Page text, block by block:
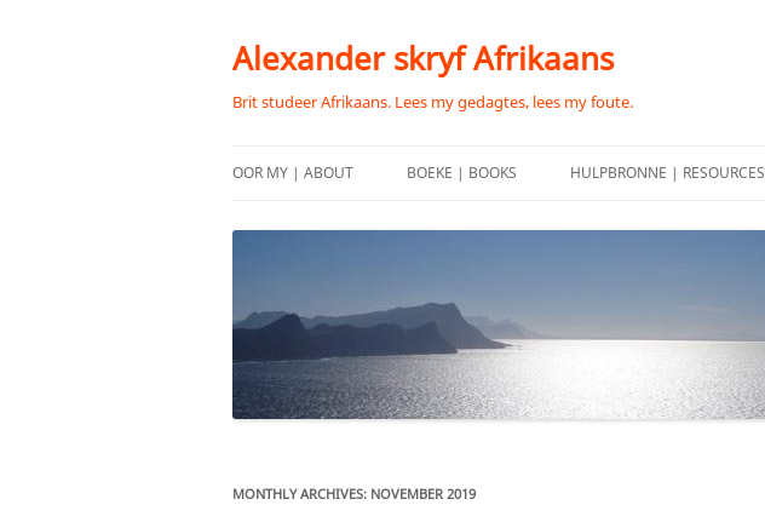
content
Alexander skryf Afrikaans
Brit studeer Afrikaans. Lees my gedagtes, lees my foute.
OOR MY | ABOUT BOEKE | BOOKS HULPBRONNE | RESOURCES
MONTHLY ARCHIVES: NOVEMBER 2019